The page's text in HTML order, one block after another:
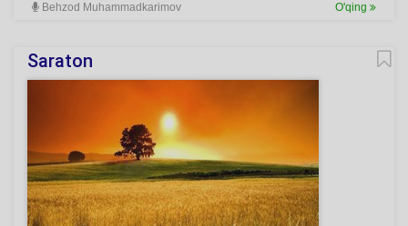
Behzod Muhammadkarimov
O'qing
Saraton